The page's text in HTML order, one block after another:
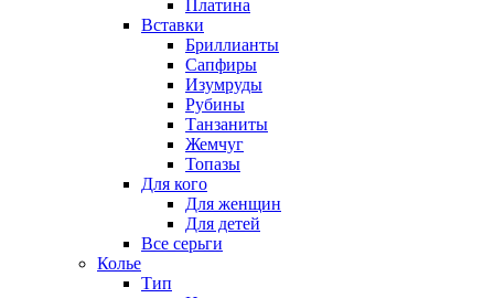
Платина
Вставки
Бриллианты
Сапфиры
Изумруды
Рубины
Танзаниты
Жемчуг
Топазы
Для кого
Для женщин
Для детей
Все серьги
Колье
Тип